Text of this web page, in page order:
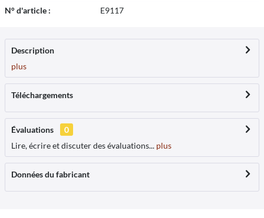
N° d'article : E9117
Description
plus
Téléchargements
Évaluations
0
Lire, écrire et discuter des évaluations... plus
Données du fabricant